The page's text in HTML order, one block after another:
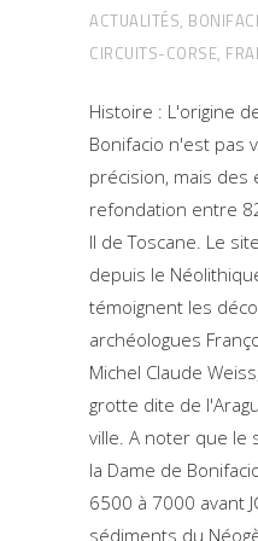
ACTUALITÉS,
CIRCUITS-CORSE,
Histoire : L'origine
Bonifacio n'est pas
précision, mais des
refondation entre
II de Toscane. Le
depuis le
témoignent les
archéologues
Michel Claude
grotte dite de
ville. A noter que le
la Dame de
6500 à 7000 avant
sédiments du